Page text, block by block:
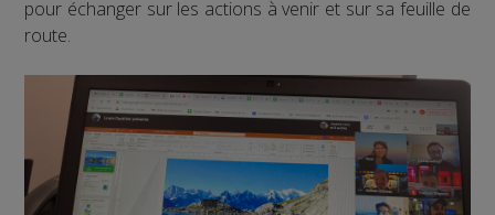
pour échanger sur les actions à venir et sur sa feuille de
route.